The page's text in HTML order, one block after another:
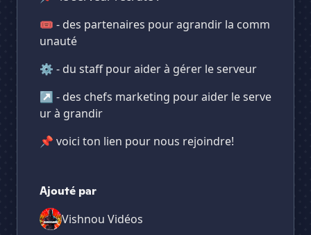
🎟️ - des partenaires pour agrandir la comm
unauté
⚙️ - du staff pour aider à gérer le serveur
↗️ - des chefs marketing pour aider le serve
ur à grandir
📌 voici ton lien pour nous rejoindre!
Ajouté par
Vishnou Vidéos